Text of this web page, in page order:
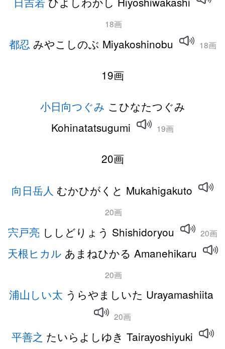
18画
都忍 みやこしのぶ Miyakoshinobu 18画
19画
小日向つぐみ こひなたつぐみ
Kohinatatsugumi
19画
20画
向日岳人 むかひがくと Mukahigakuto
20画
宍戸亮 ししどりょう Shishidoryou 20画
天根ヒカル あまねひかる Amanehikaru
20画
浦山しい太 うらやましいた Urayamashiita
20画
平善之 たいらよしゆき Tairayoshiyuki